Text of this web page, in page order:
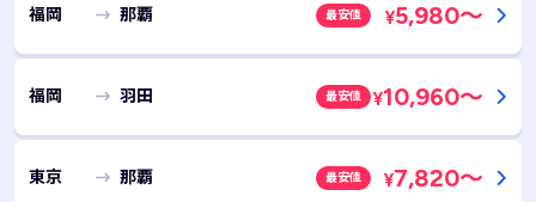
福岡 那覇 最安値 ¥5,980～
福岡 羽田 最安値 ¥10,960～
東京 那覇 最安値 ¥7,820～